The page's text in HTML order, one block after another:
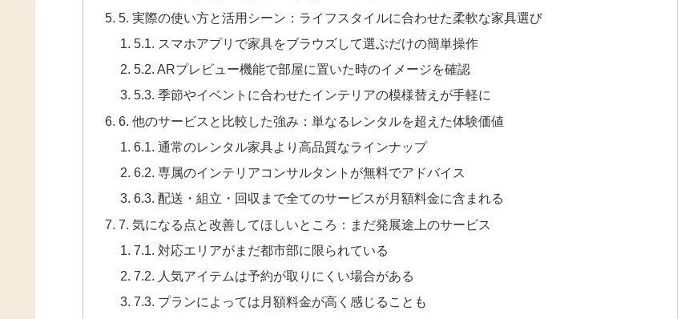
5. 実際の使い方と活用シーン：ライフスタイルに合わせた柔軟な家具選び
5.1. スマホアプリで家具をブラウズして選ぶだけの簡単操作
5.2. ARプレビュー機能で部屋に置いた時のイメージを確認
5.3. 季節やイベントに合わせたインテリアの模様替えが手軽に
6. 他のサービスと比較した強み：単なるレンタルを超えた体験価値
6.1. 通常のレンタル家具より高品質なラインナップ
6.2. 専属のインテリアコンサルタントが無料でアドバイス
6.3. 配送・組立・回収まで全てのサービスが月額料金に含まれる
7. 気になる点と改善してほしいところ：まだ発展途上のサービス
7.1. 対応エリアがまだ都市部に限られている
7.2. 人気アイテムは予約が取りにくい場合がある
7.3. プランによっては月額料金が高く感じることも